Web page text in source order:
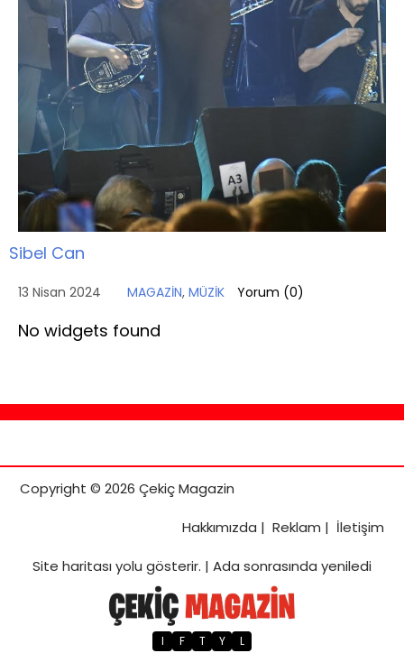
Sibel Can
13 Nisan 2024 MAGAZİN, MÜZİK Yorum (0)
No widgets found
Copyright © 2026 Çekiç Magazin
Hakkımızda | Reklam | İletişim
Site haritasıyolu gösterir. | Ada sonrasında yeniledi
I F T Y L